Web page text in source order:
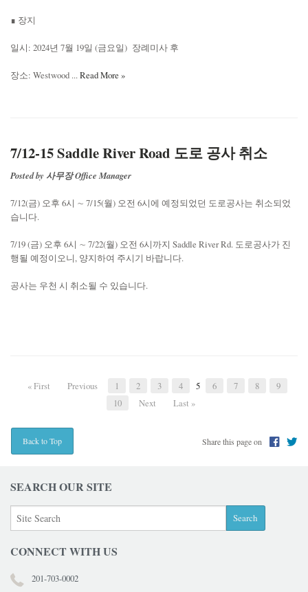
∎ 장지
일시: 2024년 7월 19일 (금요일) 장례미사 후
장소: Westwood ...Read More »
7/12-15 Saddle River Road 도로 공사 취소
Posted by 사무장 Office Manager
7/12(금) 오후 6시 ∼ 7/15(월) 오전 6시에 예정되었던 도로공사는 취소되었
습니다.
7/19 (금) 오후 6시 ∼ 7/22(월) 오전 6시까지 Saddle River Rd. 도로공사가 진
행될 예정이오니, 양지하여 주시기 바랍니다.
공사는 우천 시 취소될 수 있습니다.
« First Previous 1 2 3 4 5 6 7 8
9
10
Next Last »
Back to Top Share this page on
SEARCH OUR SITE
CONNECT WITH US
201-703-0002